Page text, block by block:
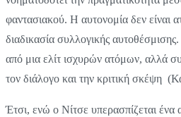
φαντασιακού. Η αυτονομία δεν είναι
διαδικασία συλλογικής αυτοθέσμισης.
από μια ελίτ ισχυρών ατόμων, αλλά
τον διάλογο και την κριτική σκέψη
Έτσι, ενώ ο Νίτσε υπερασπίζεται ένα